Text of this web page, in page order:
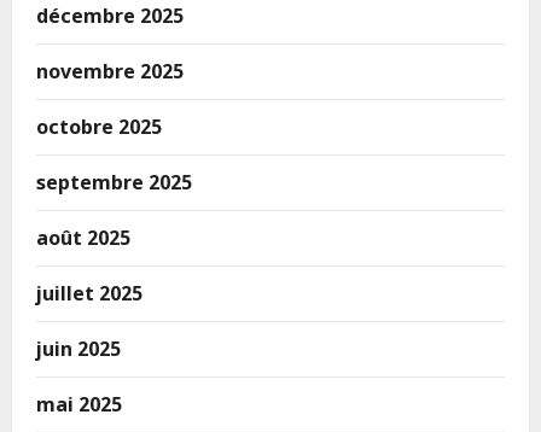
décembre 2025
novembre 2025
octobre 2025
septembre 2025
août 2025
juillet 2025
juin 2025
mai 2025